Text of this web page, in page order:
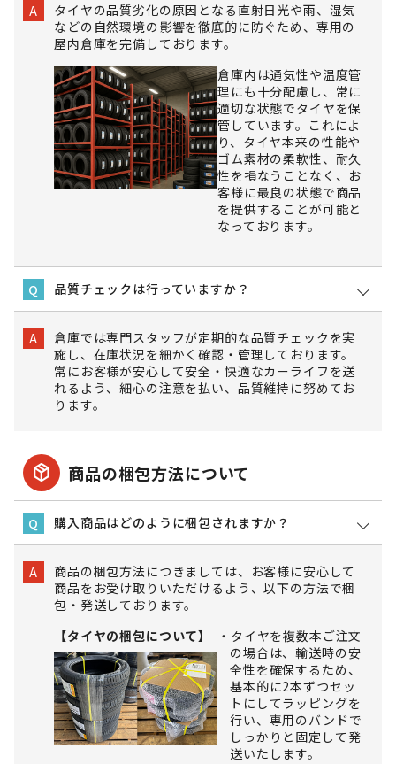
A
タイヤの品質劣化の原因となる直射日光や雨、湿気
などの自然環境の影響を徹底的に防ぐため、専用の
屋内倉庫を完備しております。
倉庫内は通気性や温度管
理にも十分配慮し、常に
適切な状態でタイヤを保
管しています。これによ
り、タイヤ本来の性能や
ゴム素材の柔軟性、耐久
性を損なうことなく、お
客様に最良の状態で商品
を提供することが可能と
なっております。
Q 品質チェックは行っていますか？
A
倉庫では専門スタッフが定期的な品質チェックを実
施し、在庫状況を細かく確認・管理しております。
常にお客様が安心して安全・快適なカーライフを送
れるよう、細心の注意を払い、品質維持に努めてお
ります。
package_2 商品の梱包方法について
Q 購入商品はどのように梱包されますか？
A
商品の梱包方法につきましては、お客様に安心して
商品をお受け取りいただけるよう、以下の方法で梱
包・発送しております。
【タイヤの梱包について】
タイヤを複数本ご注文
の場合は、輸送時の安
全性を確保するため、
基本的に2本ずつセッ
トにしてラッピングを
行い、専用のバンドで
しっかりと固定して発
送いたします。